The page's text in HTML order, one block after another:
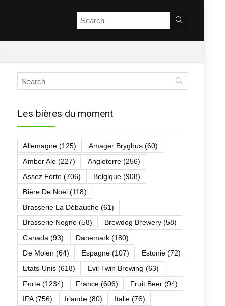
Les bières du moment
Allemagne (125) Amager Bryghus (60)
Amber Ale (227) Angleterre (256)
Assez Forte (706) Belgique (908)
Bière De Noël (118)
Brasserie La Débauche (61)
Brasserie Nogne (58) Brewdog Brewery (58)
Canada (93) Danemark (180)
De Molen (64) Espagne (107) Estonie (72)
Etats-Unis (618) Evil Twin Brewing (63)
Forte (1234) France (606) Fruit Beer (94)
IPA(756) Irlande (80) Italie (76)